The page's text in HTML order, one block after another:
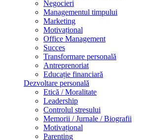
Negocieri
Managementul timpului
Marketing
Motivațional
Office Management
Succes
Transformare personală
Antreprenoriat
Educație financiară
Dezvoltare personală
Etică / Moralitate
Leadership
Controlul stresului
Memorii / Jurnale / Biografii
Motivațional
Parenting